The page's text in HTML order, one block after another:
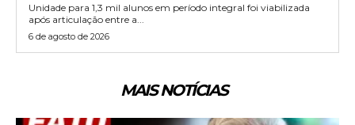
Unidade para 1,3 mil alunos em período integral foi viabilizada
após articulação entre a...
6 de agosto de 2026
MAIS NOTÍCIAS